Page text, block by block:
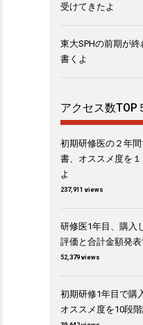
受けてきたよ
東大SPHの前期が
書くよ
アクセス数TOP
初期研修医の２年
書、オススメ度を
よ
237,911 views
研修医1年目、購入
評価と合計金額発表
52,379 views
初期研修1年目で購
オススメ度を10段